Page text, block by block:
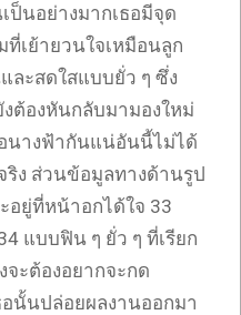
นอย่างมากเธอมีจุด
เย้ายวนใจเหมือนลูก
ะสดใสแบบยั่ว ๆ ซึ่ง
ต้องหันกลับมามองใหม่
นางฟ้ากันแน่อันนี้ไม่ได้
ริง ส่วนข้อมูลทางด้านรูป
อยู่ที่หน้าอกได้ใจ 33
แบบฟิน ๆ ยั่ว ๆ ที่เรียก
ะต้องอยากจะกด
อนั้นปล่อยผลงานออกมา